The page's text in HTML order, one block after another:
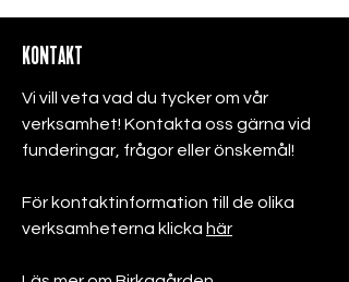
KONTAKT
Vi vill veta vad du tycker om vår
verksamhet! Kontakta oss gärna vid
funderingar, frågor eller önskemål!
För kontaktinformation till de olika
verksamheterna klicka här